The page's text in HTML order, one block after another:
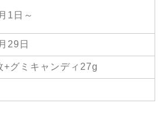
1日～
29日
+グミキャンディ27g